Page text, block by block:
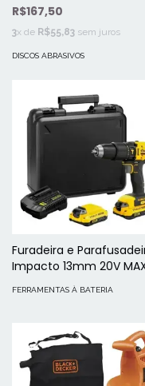
R$167,50
3x de R$55,83 sem juros
DISCOS ABRASIVOS
Furadeira e
Impacto 13mm 20V
com 2 Baterias
FERRAMENTAS À BATERIA